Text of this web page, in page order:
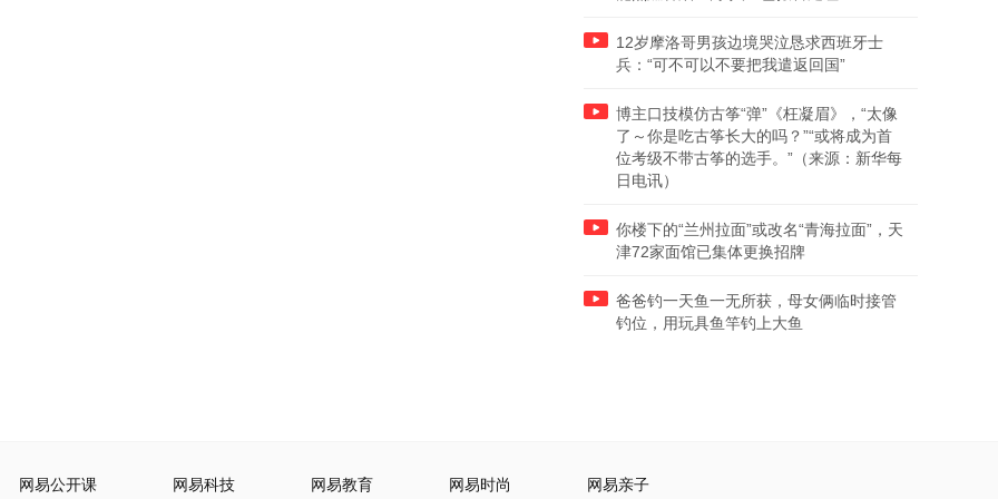
12岁摩洛哥男孩边境哭泣恳求西班牙士
兵：“可不可以不要把我遣返回国”
博主口技模仿古筝“弹”《枉凝眉》，“太像
了～你是吃古筝长大的吗？”“或将成为首
位考级不带古筝的选手。”（来源：新华每
日电讯）
你楼下的“兰州拉面”或改名“青海拉面”，天
津72家面馆已集体更换招牌
爸爸钓一天鱼一无所获，母女俩临时接管
钓位，用玩具鱼竿钓上大鱼
网易公开课 网易科技 网易教育 网易时尚 网易亲子